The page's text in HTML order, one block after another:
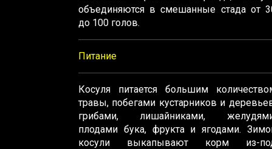
объединяются в смешанные стада от
до 100 голов.
Питание
Косуля питается большим
травы, побегами кустарников и
грибами, лишайниками,
плодами бука, фрукта и ягодами.
косули выкапывают корм из-